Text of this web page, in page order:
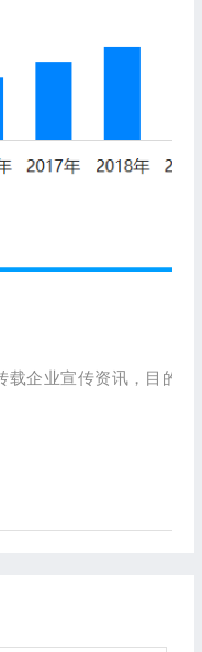
载企业宣传资讯，目的